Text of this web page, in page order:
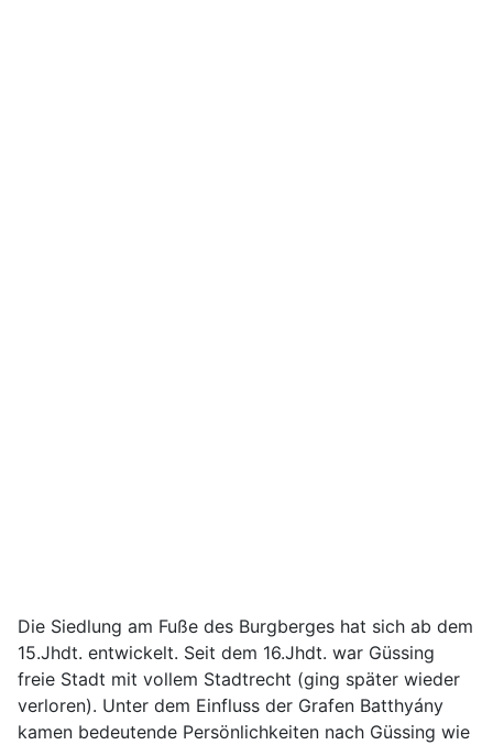
Die Siedlung am Fuße des Burgberges hat sich ab dem
15.Jhdt. entwickelt. Seit dem 16.Jhdt. war Güssing
freie Stadt mit vollem Stadtrecht (ging später wieder
verloren). Unter dem Einfluss der Grafen Batthyány
kamen bedeutende Persönlichkeiten nach Güssing wie